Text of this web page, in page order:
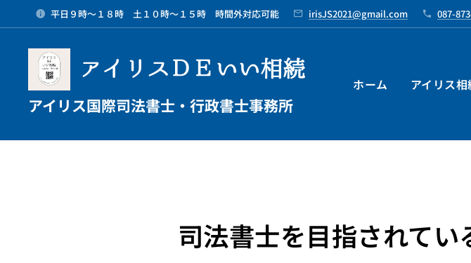
平日９時～１８時 土１０時～１５時 時間外対応可能 irisJS2021@gmail.com 087-
アイリスＤＥいい相続
アイリス国際司法書士・行政書士事務所
ホーム アイリス相
司法書士を目指されて